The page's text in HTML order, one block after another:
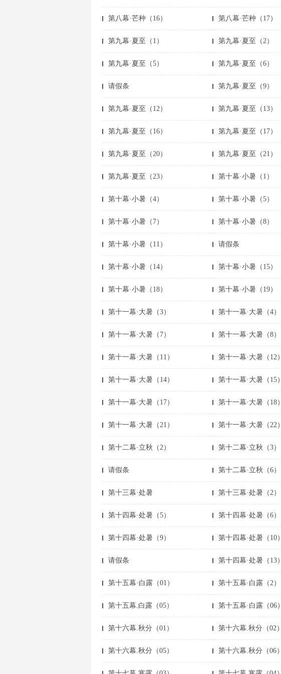
第八幕·芒种（16） 第八幕·芒种（17）
第九幕·夏至（1） 第九幕·夏至（2）
第九幕·夏至（5） 第九幕·夏至（6）
请假条 第九幕·夏至（9）
第九幕·夏至（12） 第九幕·夏至（13）
第九幕·夏至（16） 第九幕·夏至（17）
第九幕·夏至（20） 第九幕·夏至（21）
第九幕·夏至（23） 第十幕·小暑（1）
第十幕·小暑（4） 第十幕·小暑（5）
第十幕·小暑（7） 第十幕·小暑（8）
第十幕·小暑（11） 请假条
第十幕·小暑（14） 第十幕·小暑（15）
第十幕·小暑（18） 第十幕·小暑（19）
第十一幕·大暑（3） 第十一幕·大暑（4）
第十一幕·大暑（7） 第十一幕·大暑（8）
第十一幕·大暑（11） 第十一幕·大暑（12）
第十一幕·大暑（14） 第十一幕·大暑（15）
第十一幕·大暑（17） 第十一幕·大暑（18）
第十一幕·大暑（21） 第十一幕·大暑（22）
第十二幕·立秋（2） 第十二幕·立秋（3）
请假条 第十二幕·立秋（6）
第十三幕·处暑 第十三幕·处暑（2）
第十四幕·处暑（5） 第十四幕·处暑（6）
第十四幕·处暑（9） 第十四幕·处暑（10）
请假条 第十四幕·处暑（13）
第十五幕·白露（01） 第十五幕·白露（2）
第十五幕.白露（05） 第十五幕·白露（06）
第十六幕.秋分（01） 第十六幕.秋分（02）
第十六幕.秋分（05） 第十六幕.秋分（06）